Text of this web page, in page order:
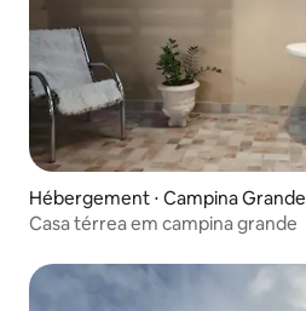
Hébergement ⋅ Campina Grande
Casa térrea em campina grande